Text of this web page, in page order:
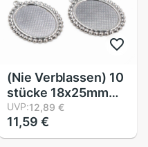
(Nie Verblassen) 10
stücke 18x25mm
Innere Größe
Edelstahl Material
Einfache Stil
UVP:12,89 €
11,59 €